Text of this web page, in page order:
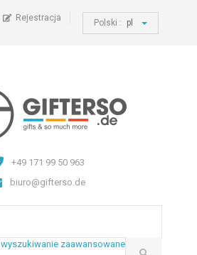
Rejestracja Polski : pl
+49 171 99 50 963
biuro@gifterso.de
wyszukiwanie zaawansowane